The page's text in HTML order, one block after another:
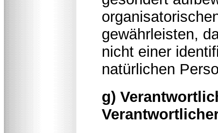
gewährleisten,
nicht einer
natürlichen
g)